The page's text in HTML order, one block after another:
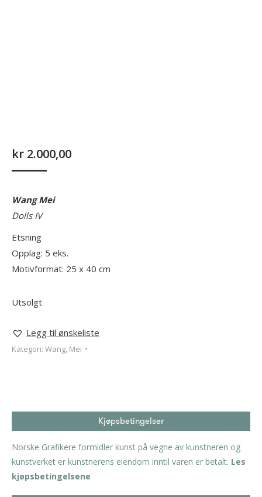
kr 2.000,00
Wang Mei
Dolls IV
Etsning
Opplag: 5 eks.
Motivformat: 25 x 40 cm
Utsolgt
Legg til ønskeliste
Kategori: Wang, Mei
Kjøpsbetingelser
Norske Grafikere formidler kunst på vegne av kunstneren og
kunstverket er kunstnerens eiendom inntil varen er betalt. Les
kjøpsbetingelsene